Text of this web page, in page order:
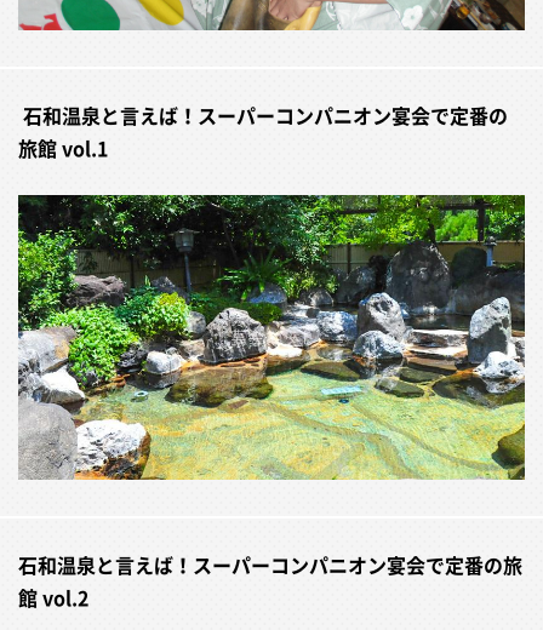
​ 石和温泉と言えば！スーパーコンパニオン宴会で定番の
旅館 vol.1
石和温泉と言えば！スーパーコンパニオン宴会で定番の旅
館 vol.2